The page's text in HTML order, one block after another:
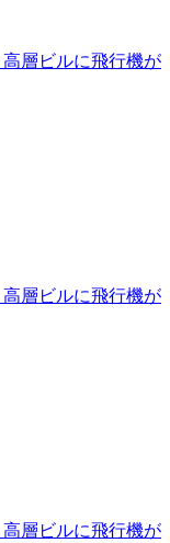
高層ビルに飛行機が
高層ビルに飛行機が
高層ビルに飛行機が